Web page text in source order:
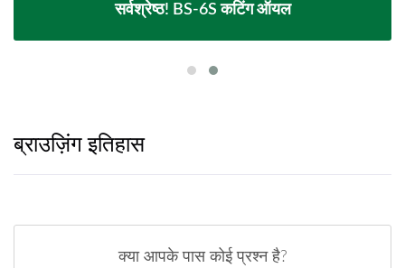
सर्वश्रेष्ठ! BS-6S कटिंग ऑयल
ब्राउज़िंग इतिहास
क्या आपके पास कोई प्रश्न है?